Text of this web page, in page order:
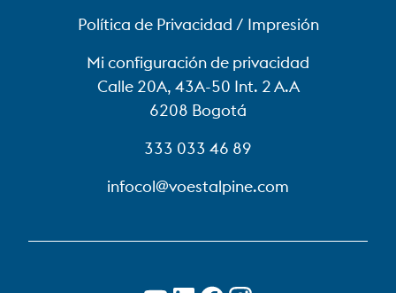
Política de Privacidad / Impresión
Mi configuración de privacidad
Calle 20A, 43A-50 Int. 2 A.A
6208 Bogotá
333 033 46 89
infocol@voestalpine.com